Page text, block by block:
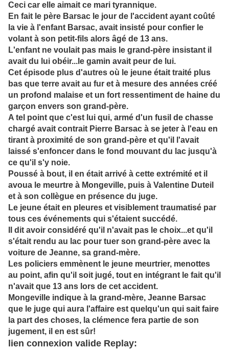
Ceci car elle aimait ce mari tyrannique.
En fait le père Barsac le jour de l'accident ayant coûté
la vie à l'enfant Barsac, avait insisté pour confier le
volant à son petit-fils alors âgé de 13 ans.
L'enfant ne voulait pas mais le grand-père insistant il
avait du lui obéir...le gamin avait peur de lui.
Cet épisode plus d'autres où le jeune était traité plus
bas que terre avait au fur et à mesure des années créé
un profond malaise et un fort ressentiment de haine du
garçon envers son grand-père.
A tel point que c'est lui qui, armé d'un fusil de chasse
chargé avait contrait Pierre Barsac à se jeter à l'eau en
tirant à proximité de son grand-père et qu'il l'avait
laissé s'enfoncer dans le fond mouvant du lac jusqu'à
ce qu'il s'y noie.
Poussé à bout, il en était arrivé à cette extrémité et il
avoua le meurtre à Mongeville, puis à Valentine Duteil
et à son collègue en présence du juge.
Le jeune était en pleures et visiblement traumatisé par
tous ces événements qui s'étaient succédé.
Il dit avoir considéré qu'il n'avait pas le choix...et qu'il
s'était rendu au lac pour tuer son grand-père avec la
voiture de Jeanne, sa grand-mère.
Les policiers emmènent le jeune meurtrier, menottes
au point, afin qu'il soit jugé, tout en intégrant le fait qu'il
n'avait que 13 ans lors de cet accident.
Mongeville indique à la grand-mère, Jeanne Barsac
que le juge qui aura l'affaire est quelqu'un qui sait faire
la part des choses, la clémence fera partie de son
jugement, il en est sûr!
lien connexion valide Replay: